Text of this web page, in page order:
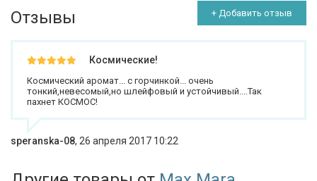
Отзывы + Добавить отзыв
Космические!
Космический аромат... с горчинкой... очень
тонкий,невесомый,но шлейфовый и устойчивый....Так
пахнет КОСМОС!
speranska-08, 26 апреля 2017 10:22